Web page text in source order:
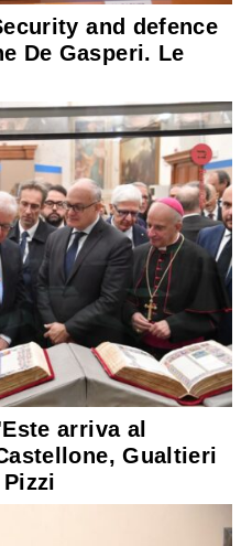
and defence
De Gasperi. Le
arriva al
Gualtieri